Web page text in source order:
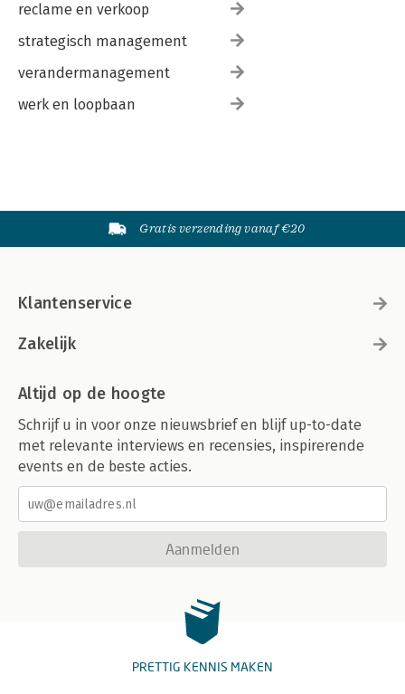
reclame en verkoop
strategisch management
verandermanagement
werk en loopbaan
Gratis verzending vanaf €20
Klantenservice
Zakelijk
Altijd op de hoogte
Schrijf u in voor onze nieuwsbrief en blijf up-to-date
met relevante interviews en recensies, inspirerende
events en de beste acties.
Aanmelden
PRETTIG KENNIS MAKEN